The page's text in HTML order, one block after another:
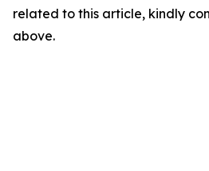
related to this article, kindly
above.